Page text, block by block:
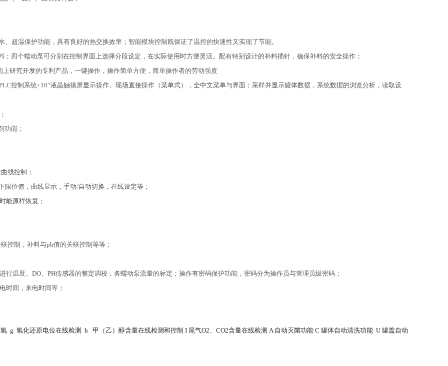
超温保护功能，具有良好的热交换效率；智能模块控制既保证了温控的快速性又实现了节能。
四个蠕动泵可分别在控制界面上选择分段设定，在实际使用时方便灵活。配有特别设计的补料插针，确保补料的安全操作；
研究开发的专利产品，一键操作，操作简单方便，简单操作者的劳动强度
控制系统+10”液晶触摸屏显示操作、现场直接操作（菜单式），全中文菜单与界面；采样并显示罐体数据，系统数据的浏览分析，读取设
功能；
线控制；
位值，曲线显示，手动/自动切换，在线设定等；
能原样恢复；
制，补料与ph值的关联控制等等；
温度、DO、PH传感器的整定调校，各蠕动泵流量的标定；操作有密码保护功能，密码分为操作员与管理员级密码；
间，来电时间等；
g氧化还原电位在线检测 h甲（乙）醇含量在线检测和控制 I 尾气O2、CO2含量在线检测 A自动灭菌功能 C罐体自动清洗功能 U罐盖自动